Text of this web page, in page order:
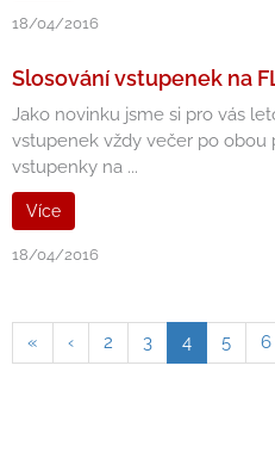
18/04/2016
Slosování vstupenek na
Jako novinku jsme si pro vás
vstupenek vždy večer po obou
vstupenky na ...
Více
18/04/2016
« ‹ 2 3 4 5 6